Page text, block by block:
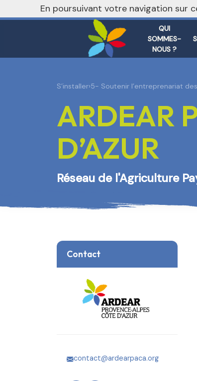
QUI
SOMMES-
NOUS ?
nivo_2026: 1
S’installer›5- Soutenir l’entreprenariat
ARDEAR
D’AZUR
Réseau de l'Agriculture
Contact
contact@ardearpaca.org
En poursuivant votre navigation sur